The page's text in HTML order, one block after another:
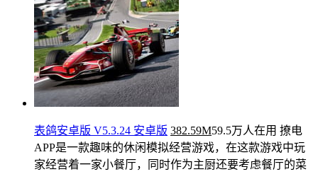
表鸽安卓版 V5.3.24 安卓版 382.59M59.5万人在用 撩电
APP是一款趣味的休闲模拟经营游戏，在这款游戏中玩
家经营着一家小餐厅，同时作为主厨还要考虑餐厅的菜